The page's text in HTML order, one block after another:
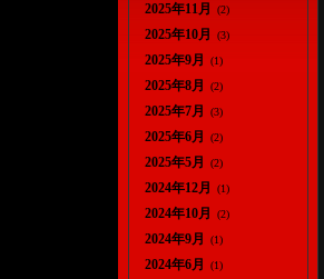
2025年11月 (2)
2025年10月 (3)
2025年9月 (1)
2025年8月 (2)
2025年7月 (3)
2025年6月 (2)
2025年5月 (2)
2024年12月 (1)
2024年10月 (2)
2024年9月 (1)
2024年6月 (1)